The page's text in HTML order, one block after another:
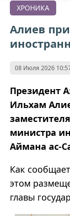
ХРОНИКА
Алиев
08 Июля 2026
Президент
Ильхам
министра
Аймана ас-
Как сообщает
этом
главы